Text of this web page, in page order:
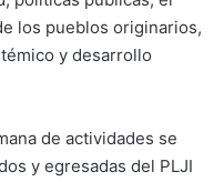
los pueblos originarios,
y desarrollo
de actividades se
y egresadas del PLJI